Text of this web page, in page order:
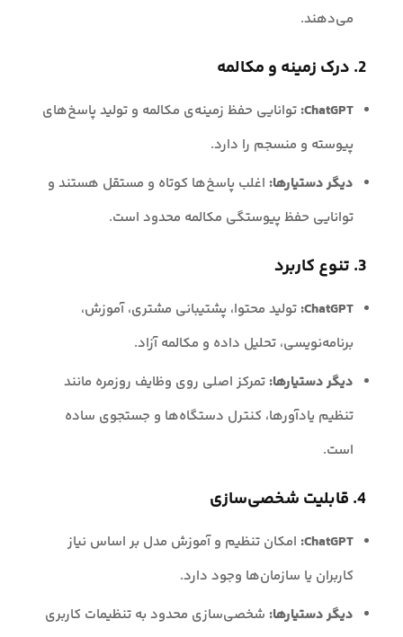
می‌دهند.
2. درک زمینه و مکالمه
ChatGPT: توانایی حفظ زمینه‌ی مکالمه و تولید پاسخ‌های
پیوسته و منسجم را دارد.
دیگر دستیارها: اغلب پاسخ‌ها کوتاه و مستقل هستند و
توانایی حفظ پیوستگی مکالمه محدود است.
3. تنوع کاربرد
ChatGPT: تولید محتوا، پشتیبانی مشتری، آموزش،
برنامه‌نویسی، تحلیل داده و مکالمه آزاد.
دیگر دستیارها: تمرکز اصلی روی وظایف روزمره مانند
تنظیم یادآورها، کنترل دستگاه‌ها و جستجوی ساده
است.
4. قابلیت شخصی‌سازی
ChatGPT: امکان تنظیم و آموزش مدل بر اساس نیاز
کاربران یا سازمان‌ها وجود دارد.
دیگر دستیارها: شخصی‌سازی محدود به تنظیمات کاربری